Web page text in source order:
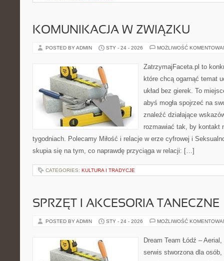
KOMUNIKACJA W ZWIĄZKU
POSTED BY ADMIN STY - 24 - 2026 MOŻLIWOŚĆ
ZatrzymajFaceta.pl to
które chcą ogarnąć temat
układ bez gierek. To
abyś mogła spojrzeć na
znaleźć działające
rozmawiać tak, by kontakt
tygodniach. Polecamy Miłość i relacje w erze cyfrowej i
skupia się na tym, co naprawdę przyciąga w relacji: […]
CATEGORIES: KULTURA I TRADYCJE
SPRZĘT I AKCESORIA TANECZNE
POSTED BY ADMIN STY - 24 - 2026 MOŻLIWOŚĆ
Dream Team Łódź –
serwis stworzona dla